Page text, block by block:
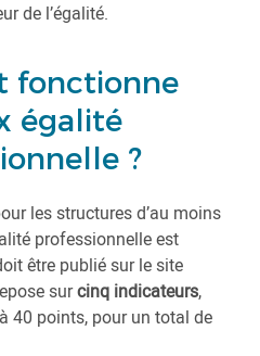
de l’égalité.
fonctionne
égalité
?
les structures d’au moins
professionnelle est
être publié sur le site
surcinq indicateurs,
40 points, pour un total de